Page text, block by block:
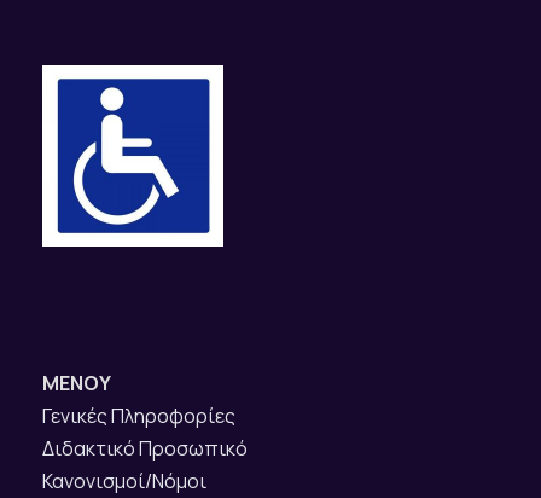
ΜΕΝΟΥ
Γενικές Πληροφορίες
Διδακτικό Προσωπικό
Κανονισμοί/Νόμοι